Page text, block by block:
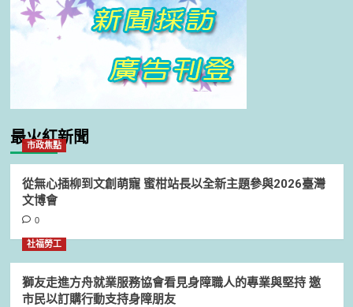
最火紅新聞
市政焦點
從無心插柳到文創萌寵 蜜柑站長以全新主題參與2026臺灣
文博會
0
社福勞工
獅友走進方舟就業服務協會看見身障職人的專業與堅持 邀
市民以訂購行動支持身障朋友